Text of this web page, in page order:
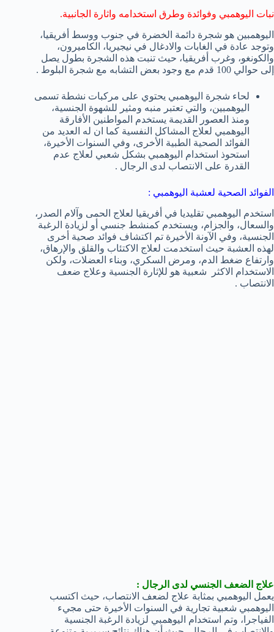
نبات اليوهمبي وفوائدة وطرق استخدامه واثارة الجانبية.
اليوهمبين هو شجرة دائمة الخضرة في جنوب ووسط أفريقيا،
وتوجد عادة في الغابات والادغال في نيجيريا، الكاميرون،
والكونغو، وغرب أفريقيا، حيث تنبت هذه الشجرة بطول يصل
إلى حوالي 100 قدم مع وجود بعض التشابه مع شجرة البلوط .
لحاء شجرة اليوهمبي يحتوي على مركبات نشطة تسمى
اليوهمبين، والتي تعتبر منبه ومثير للشهوة الجنسية،
ومنذ العصور القديمة يستخدم المواطنين الأفارقة
اليوهمبي لعلاج المشاكل النفسية كما ان له العديد من
الفوائد الصحية الطبية الأخرى، وفي السنوات الأخيرة،
استحوذ استخدام اليوهمبي بشكل شعبي لعلاج عدم
القدرة على الانتصاب لدى الرجال .
الفوائد الصحية لعشبة اليوهمبي :
استخدم اليوهمبي تقليديا في أفريقيا لعلاج الحمى وآلام الصدر،
والسعال، والجزام، ويستخدم كمنشط جنسي أو لزيادة الرغبة
الجنسية، وفي الآونة الأخيرة تم اكتشاف فوائد صحية أخرى
لهذه العشبة حيث استخدمت لعلاج الاكتئاب والقلق والإرهاق،
وارتفاع ضغط الدم، ومرض السكري، وبناء العضلات، ولكن
الاستخدام الاكثر شعبية هو للإثارة الجنسية وعلاج ضعف
الانتصاب .
علاج الضعف الجنسي لدى الرجال :
يعمل اليوهمبي بمثابة علاج لضعف الانتصاب، حيث اكتسب
اليوهمبي شعبية تجارية في السنوات الأخيرة حتى مجيء
الفياجرا، وتم استخدام اليوهمبي لزيادة الرغبة الجنسية